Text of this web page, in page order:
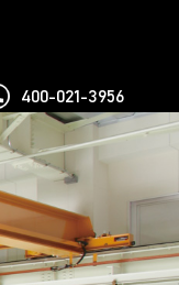
400-021-3956